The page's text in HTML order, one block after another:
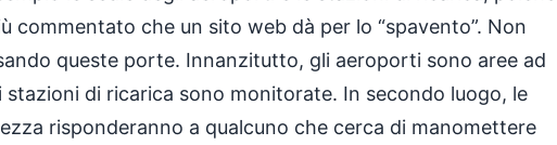
commentato che un sito web dà per lo “spavento”. Non
queste porte. Innanzitutto, gli aeroporti sono aree ad
stazioni di ricarica sono monitorate. In secondo luogo, le
risponderanno a qualcuno che cerca di manomettere